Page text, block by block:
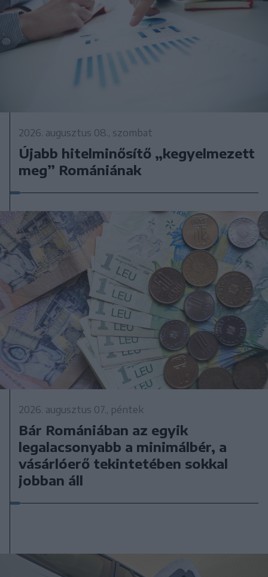
2026. augusztus 08., szombat
Újabb hitelminősítő „kegyelmezett
meg” Romániának
2026. augusztus 07., péntek
Bár Romániában az egyik
legalacsonyabb a minimálbér, a
vásárlóerő tekintetében sokkal
jobban áll